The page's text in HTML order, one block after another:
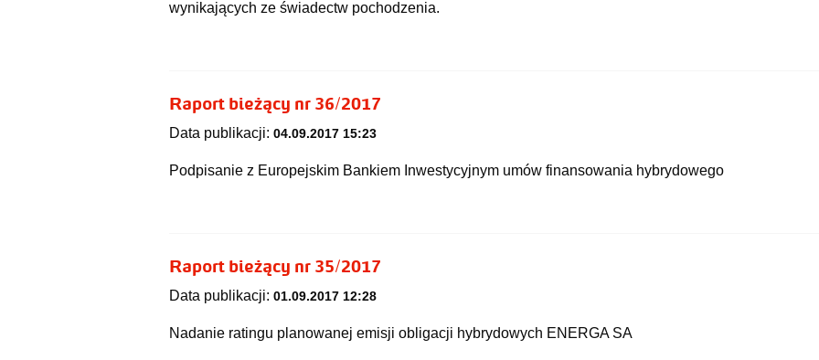
wynikających ze świadectw pochodzenia.
Raport bieżący nr 36/2017
Data publikacji: 04.09.2017 15:23
Podpisanie z Europejskim Bankiem Inwestycyjnym umów finansowania hybrydowego
Raport bieżący nr 35/2017
Data publikacji: 01.09.2017 12:28
Nadanie ratingu planowanej emisji obligacji hybrydowych ENERGA SA